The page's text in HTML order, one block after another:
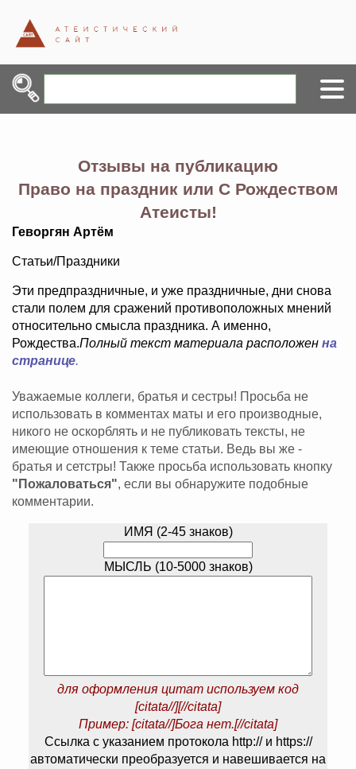
Отзывы на публикацию
Право на праздник или С Рождеством
Атеисты!
Геворгян Артём
Статьи/Праздники
Эти предпраздничные, и уже праздничные, дни снова
стали полем для сражений противоположных мнений
относительно смысла праздника. А именно,
Рождества.Полный текст материала расположен на
странице.
Уважаемые коллеги, братья и сестры! Просьба не
использовать в комментах маты и его производные,
никого не оскорблять и не публиковать тексты, не
имеющие отношения к теме статьи. Ведь вы же -
братья и сетстры! Также просьба использовать кнопку
"Пожаловаться", если вы обнаружите подобные
комментарии.
ИМЯ (2-45 знаков)
МЫСЛЬ (10-5000 знаков)
для оформления цитат используем код
[citata//][//citata]
Пример: [citata//]Бога нет.[//citata]
Ссылка с указанием протокола http:// и https://
автоматически преобразуется и навешивается на